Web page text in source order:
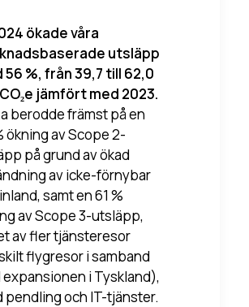
ökade våra
utsläpp
56 %, från 39,7 till 62,0
jämfört med 2023.
berodde främst på en
ökning av Scope 2-
på grund av ökad
av icke-förnybar
samt en 61 %
av Scope 3-utsläpp,
av fler tjänsteresor
flygresor i samband
expansionen i Tyskland),
pendling och IT-tjänster.